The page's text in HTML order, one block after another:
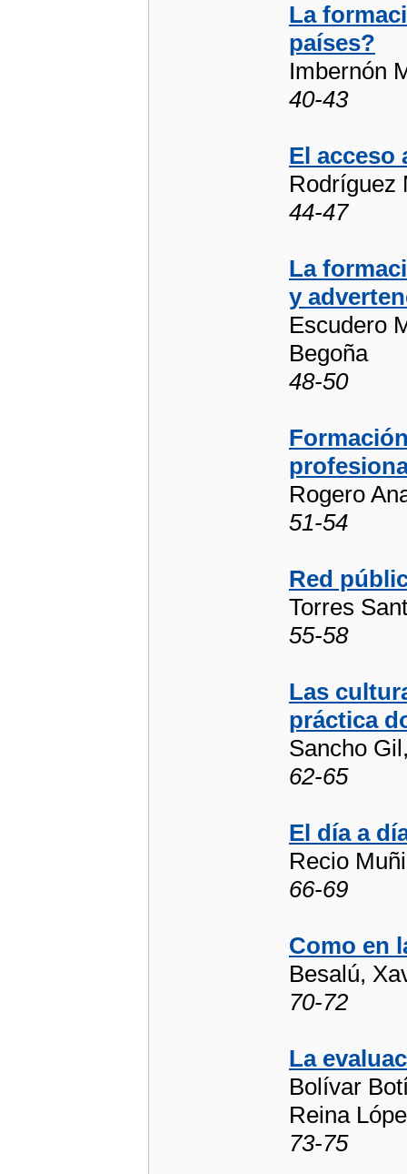
La
países?
Imbernón
40-43
El acceso
Rodríguez
44-47
La
y
Escudero
Begoña
48-50
Rogero
51-54
Red
Torres
55-58
Las
práctica
Sancho
62-65
El día a
Recio
66-69
Como en
Besalú,
70-72
La
Bolívar
Reina
73-75